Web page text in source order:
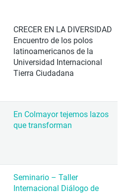
CRECER EN LA DIVERSIDAD
Encuentro de los polos
latinoamericanos de la
Universidad Internacional
Tierra Ciudadana
En Colmayor tejemos lazos
que transforman
Seminario – Taller
Internacional Diálogo de